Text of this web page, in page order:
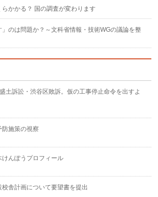
かかる？ 国の調査が変わります
」のは問題か？～文科省情報・技術WGの議論を整
土訴訟・渋谷区敗訴。仮の工事停止命令を出すよ
施策の視察
んぽうプロフィール
舎計画について要望書を提出